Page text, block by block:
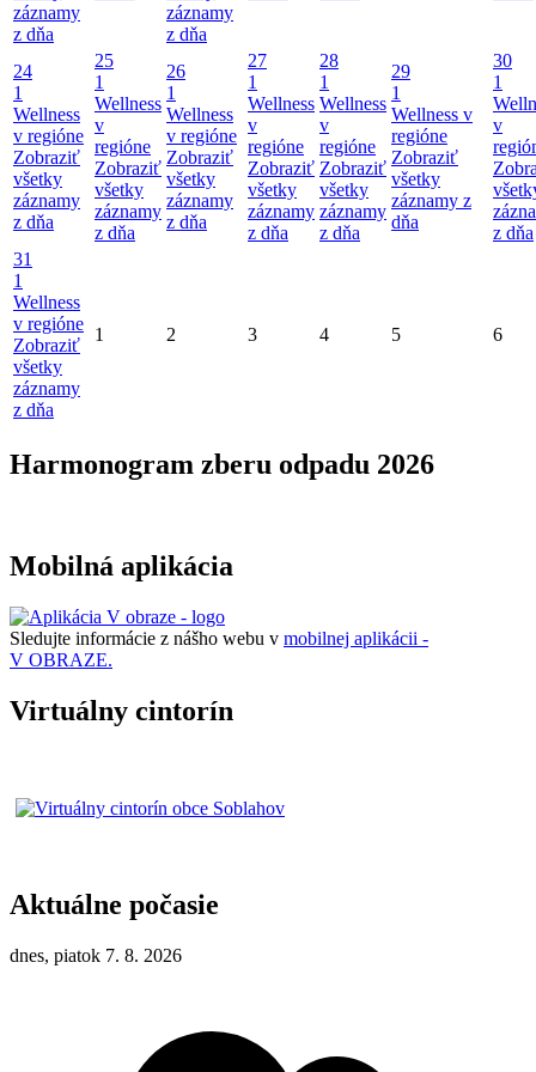
záznamy
z dňa
záznamy
z dňa
24
1
Wellness
v regióne
Zobraziť
všetky
záznamy
z dňa
25
1
Wellness
v
regióne
Zobraziť
všetky
záznamy
z dňa
26
1
Wellness
v regióne
Zobraziť
všetky
záznamy
z dňa
27
1
Wellness
v
regióne
Zobraziť
všetky
záznamy
z dňa
28
1
Wellness
v
regióne
Zobraziť
všetky
záznamy
z dňa
29
1
Wellness v
regióne
Zobraziť
všetky
záznamy z
dňa
30
1
v
z dňa
31
1
Wellness
v regióne
Zobraziť
všetky
záznamy
z dňa
1 2 3 4 5 6
Harmonogram zberu odpadu 2026
Mobilná aplikácia
Sledujte informácie z nášho webu v mobilnej aplikácii -
V OBRAZE.
Virtuálny cintorín
Aktuálne počasie
dnes, piatok 7. 8. 2026